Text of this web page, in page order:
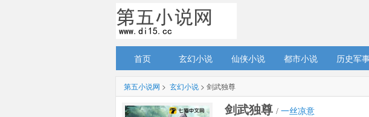
首页 玄幻小说 仙侠小说 都市小说 历史军
第五小说网 > 玄幻小说 > 剑武独尊
剑武独尊 / 一丝凉意